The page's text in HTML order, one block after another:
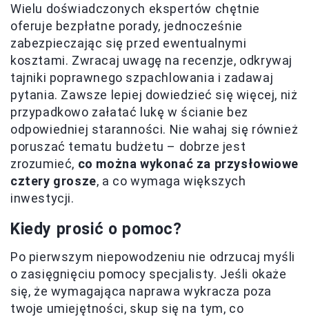
Wielu doświadczonych ekspertów chętnie
oferuje bezpłatne porady, jednocześnie
zabezpieczając się przed ewentualnymi
kosztami. Zwracaj uwagę na recenzje, odkrywaj
tajniki poprawnego szpachlowania i zadawaj
pytania. Zawsze lepiej dowiedzieć się więcej, niż
przypadkowo załatać lukę w ścianie bez
odpowiedniej staranności. Nie wahaj się również
poruszać tematu budżetu – dobrze jest
zrozumieć, co można wykonać za przysłowiowe
cztery grosze, a co wymaga większych
inwestycji.
Kiedy prosić o pomoc?
Po pierwszym niepowodzeniu nie odrzucaj myśli
o zasięgnięciu pomocy specjalisty. Jeśli okaże
się, że wymagająca naprawa wykracza poza
twoje umiejętności, skup się na tym, co